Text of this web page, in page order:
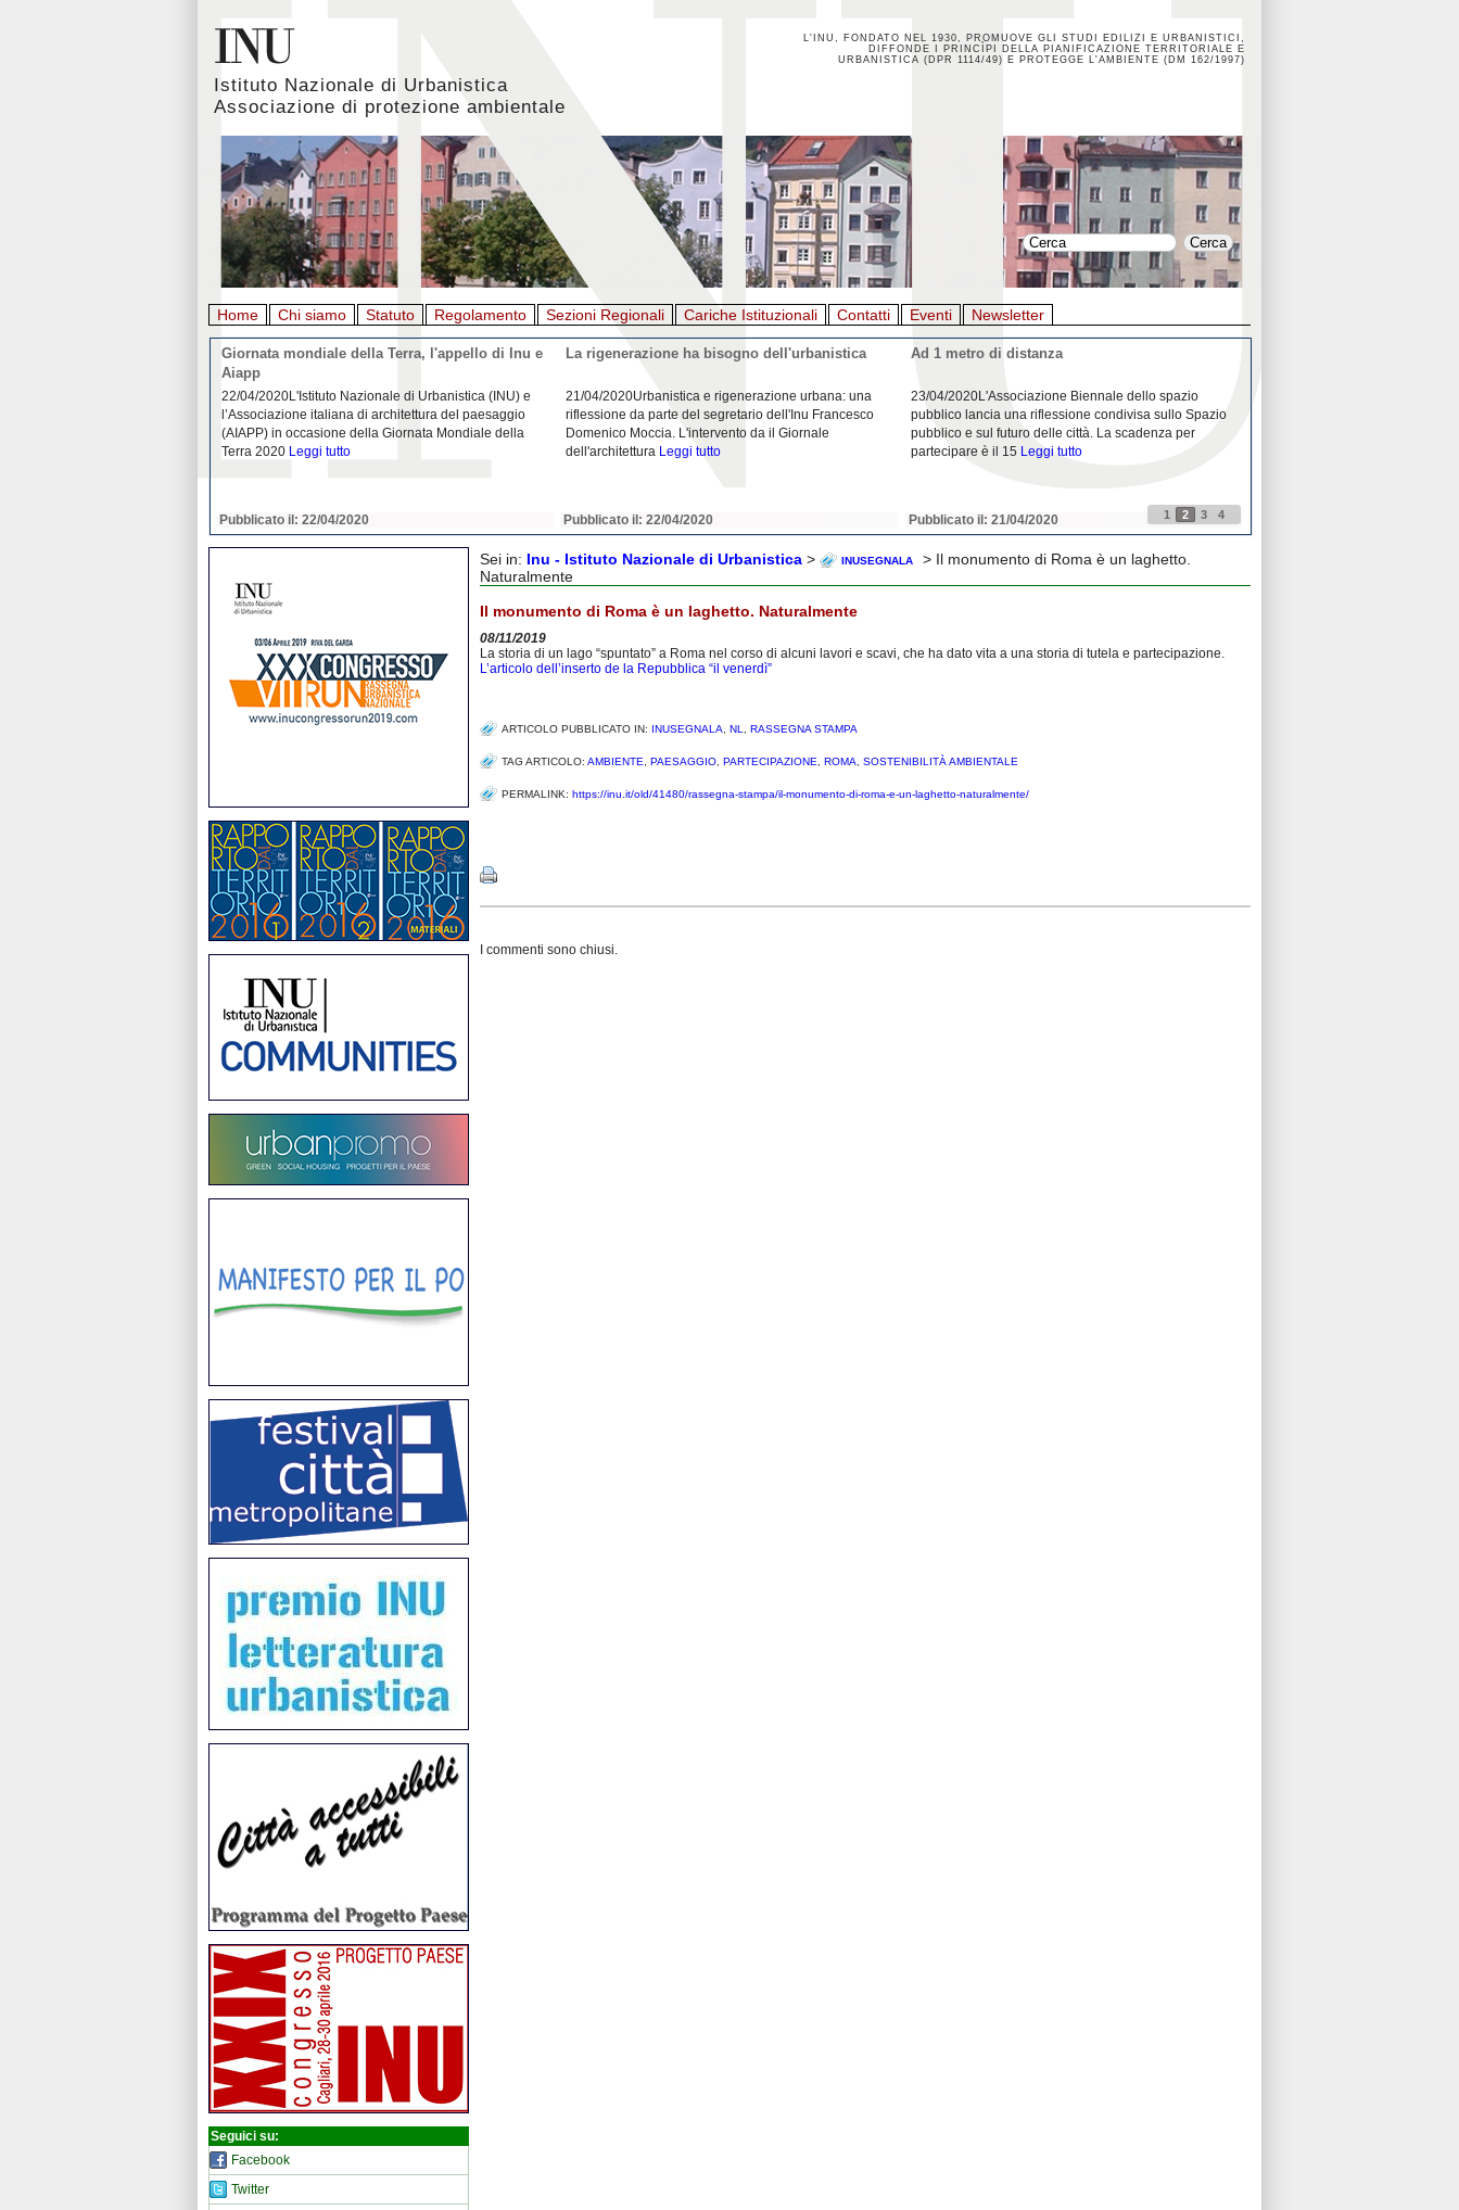
Istituto Nazionale di Urbanistica
Associazione di protezione ambientale
L'INU, FONDATO NEL 1930, PROMUOVE GLI STUDI EDILIZI E URBANISTICI,
DIFFONDE I PRINCÌPI DELLA PIANIFICAZIONE TERRITORIALE E
URBANISTICA (DPR 1114/49) E PROTEGGE L'AMBIENTE (DM 162/1997)
Home Chi siamo Statuto Regolamento Sezioni Regionali Cariche Istituzionali Contatti Eventi Newsletter
Giornata mondiale della Terra, l'appello di Inu e
Aiapp
22/04/2020L'Istituto Nazionale di Urbanistica (INU) e
l’Associazione italiana di architettura del paesaggio
(AIAPP) in occasione della Giornata Mondiale della
Terra 2020 Leggi tutto
Pubblicato il: 22/04/2020
La rigenerazione ha bisogno dell'urbanistica
21/04/2020Urbanistica e rigenerazione urbana: una
riflessione da parte del segretario dell'Inu Francesco
Domenico Moccia. L'intervento da il Giornale
dell'architettura Leggi tutto
Pubblicato il: 22/04/2020
Ad 1 metro di distanza
23/04/2020L'Associazione Biennale dello spazio
pubblico lancia una riflessione condivisa sullo Spazio
pubblico e sul futuro delle città. La scadenza per
partecipare è il 15 Leggi tutto
Pubblicato il: 21/04/2020 1 2 3 4
Seguici su:
Facebook
Twitter
Sei in: Inu - Istituto Nazionale di Urbanistica > INUSEGNALA
> Il monumento di Roma è un laghetto.
Naturalmente
Il monumento di Roma è un laghetto. Naturalmente
08/11/2019
La storia di un lago “spuntato” a Roma nel corso di alcuni lavori e scavi, che ha dato vita a una storia di tutela e partecipazione.
L’articolo dell’inserto de la Repubblica “il venerdì”
ARTICOLO PUBBLICATO IN: INUSEGNALA NL RASSEGNA STAMPA
TAG ARTICOLO: AMBIENTE PAESAGGIO PARTECIPAZIONE ROMA SOSTENIBILITÀ AMBIENTALE
PERMALINK: https://inu.it/old/41480/rassegna-stampa/il-monumento-di-roma-e-un-laghetto-naturalmente/
I commenti sono chiusi.